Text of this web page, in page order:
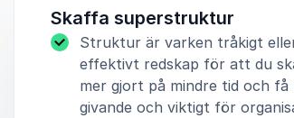
Skaffa superstruktur
Struktur är varken tråkigt
effektivt redskap för att du
mer gjort på mindre tid och
givande och viktigt för